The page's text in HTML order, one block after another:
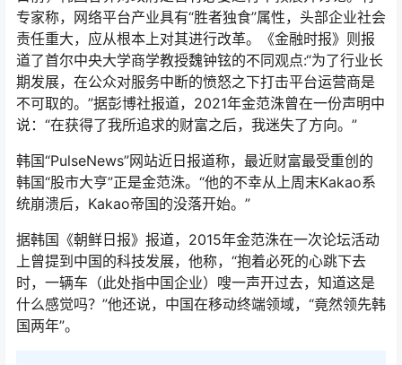
专家称，网络平台产业具有“胜者独食”属性，头部企业社会
责任重大，应从根本上对其进行改革。《金融时报》则报
道了首尔中央大学商学教授魏钟铉的不同观点:“为了行业长
期发展，在公众对服务中断的愤怒之下打击平台运营商是
不可取的。”据彭博社报道，2021年金范洙曾在一份声明中
说：“在获得了我所追求的财富之后，我迷失了方向。”
韩国“PulseNews”网站近日报道称，最近财富最受重创的
韩国“股市大亨”正是金范洙。“他的不幸从上周末Kakao系
统崩溃后，Kakao帝国的没落开始。”
据韩国《朝鲜日报》报道，2015年金范洙在一次论坛活动
上曾提到中国的科技发展，他称，“抱着必死的心跳下去
时，一辆车（此处指中国企业）嗖一声开过去，知道这是
什么感觉吗？”他还说，中国在移动终端领域，“竟然领先韩
国两年”。